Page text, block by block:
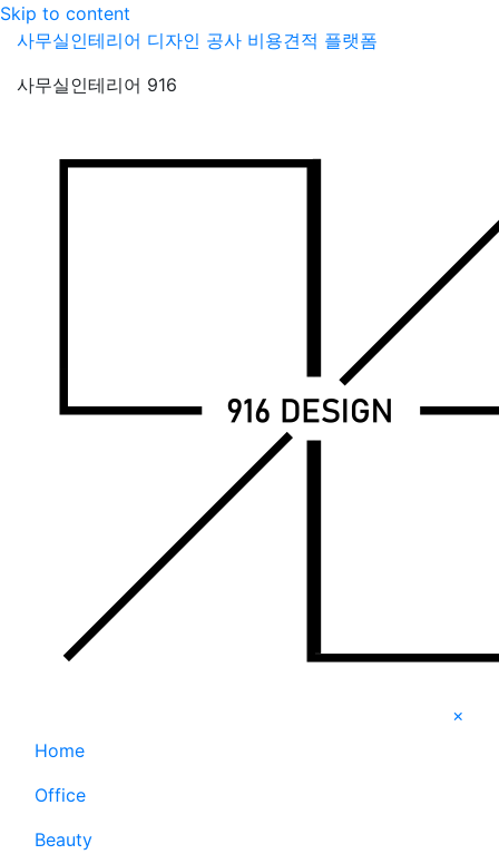
Skip to content
사무실인테리어 디자인 공사 비용견적 플랫폼
사무실인테리어 916
×
Home
Office
Beauty